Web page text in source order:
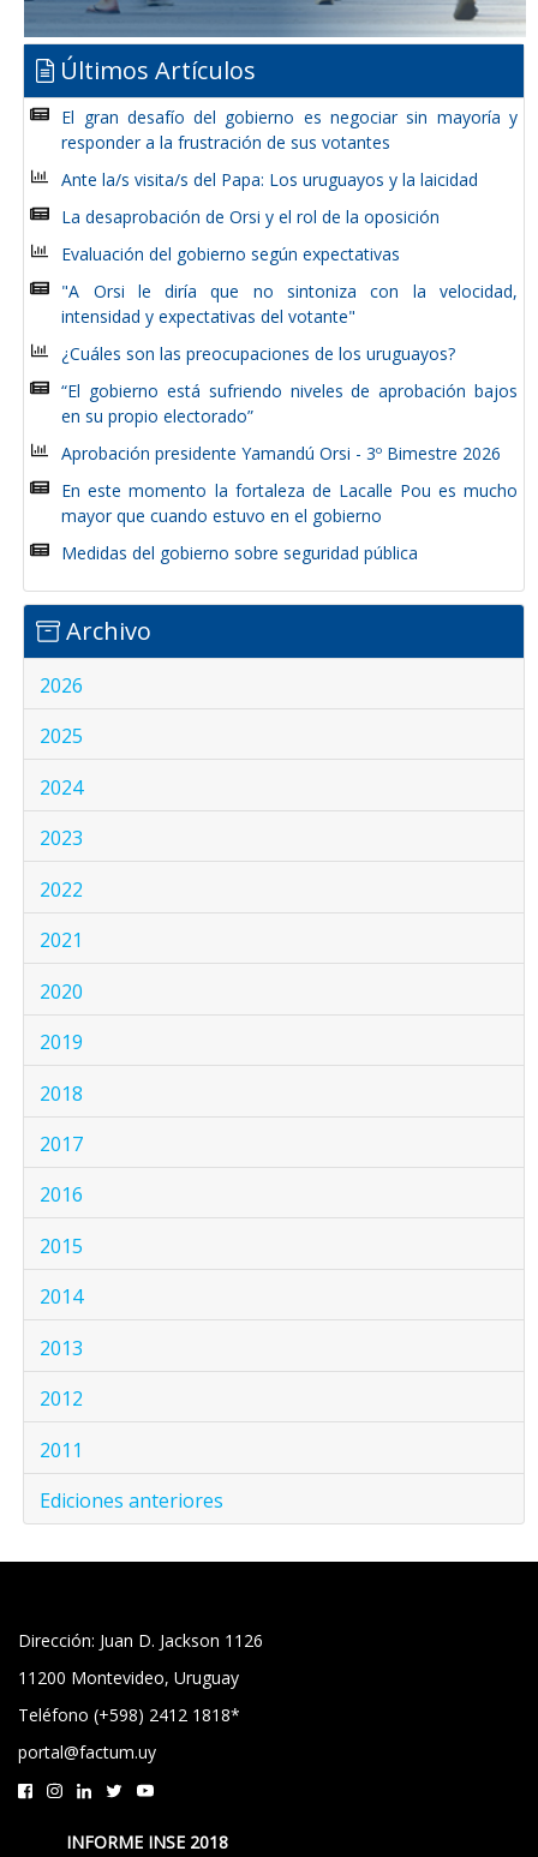
Últimos Artículos
El gran desafío del gobierno es negociar sin mayoría y
responder a la frustración de sus votantes
Ante la/s visita/s del Papa: Los uruguayos y la laicidad
La desaprobación de Orsi y el rol de la oposición
Evaluación del gobierno según expectativas
"A Orsi le diría que no sintoniza con la velocidad,
intensidad y expectativas del votante"
¿Cuáles son las preocupaciones de los uruguayos?
“El gobierno está sufriendo niveles de aprobación bajos
en su propio electorado”
Aprobación presidente Yamandú Orsi - 3º Bimestre 2026
En este momento la fortaleza de Lacalle Pou es mucho
mayor que cuando estuvo en el gobierno
Medidas del gobierno sobre seguridad pública
Archivo
2026
2025
2024
2023
2022
2021
2020
2019
2018
2017
2016
2015
2014
2013
2012
2011
Ediciones anteriores
Dirección: Juan D. Jackson 1126
11200 Montevideo, Uruguay
Teléfono (+598) 2412 1818*
portal@factum.uy
INFORME INSE 2018